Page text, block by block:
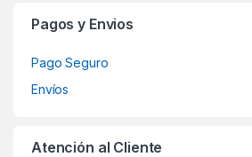
Pagos y Envios
Pago Seguro
Envíos
Atención al Cliente